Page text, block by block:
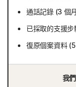
通話記錄 (3 個
已採取的支援
復原個案資料
我